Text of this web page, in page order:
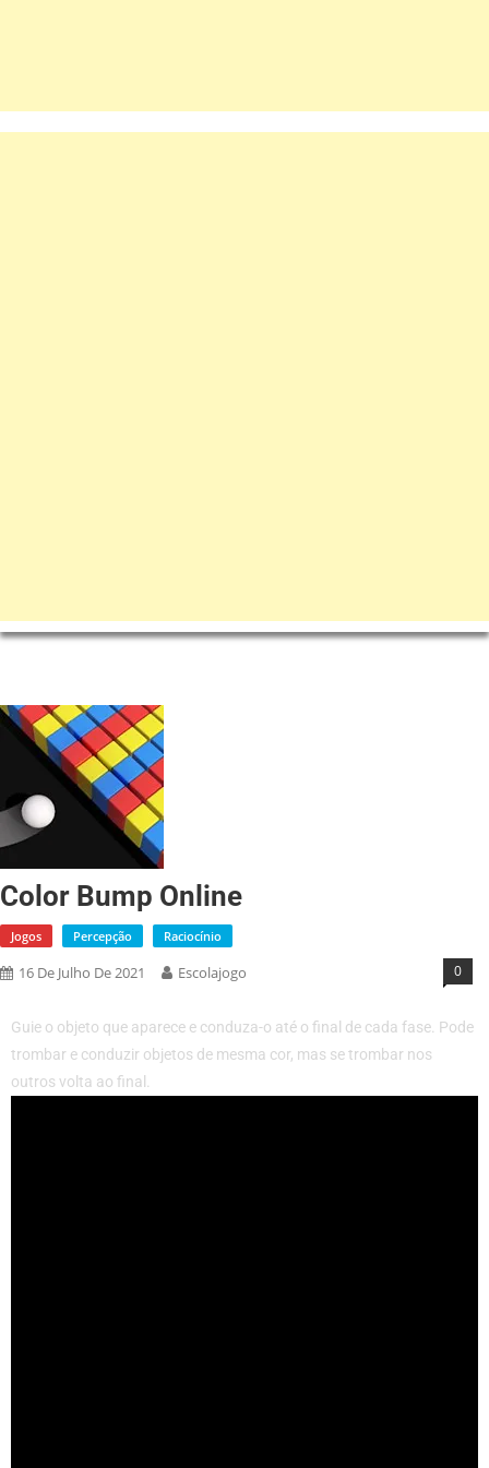
Color Bump Online
Jogos Percepção Raciocínio
16 De Julho De 2021 Escolajogo 0
Guie o objeto que aparece e conduza-o até o final de cada fase. Pode
trombar e conduzir objetos de mesma cor, mas se trombar nos
outros volta ao final.